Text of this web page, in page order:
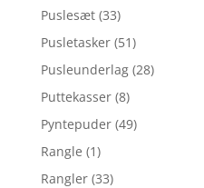
Puslesæt (33)
Pusletasker (51)
Pusleunderlag (28)
Puttekasser (8)
Pyntepuder (49)
Rangle (1)
Rangler (33)